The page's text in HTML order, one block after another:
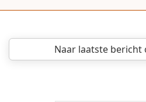
Naar laatste bericht